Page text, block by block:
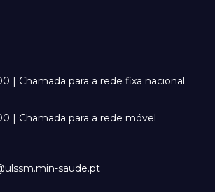
| Chamada para a rede fixa nacional
| Chamada para a rede móvel
saude.pt